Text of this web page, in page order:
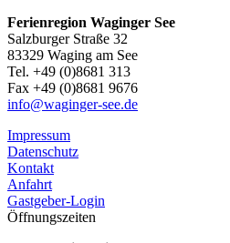
Ferienregion Waginger See
Salzburger Straße 32
83329 Waging am See
Tel. +49 (0)8681 313
Fax +49 (0)8681 9676
info@waginger-see.de
Impressum
Datenschutz
Kontakt
Anfahrt
Gastgeber-Login
Öffnungszeiten